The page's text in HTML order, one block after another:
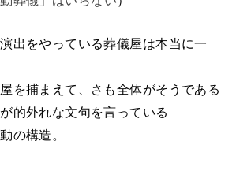
出をやっている葬儀屋は本当に一
を捕まえて、さも全体がそうである
的外れな文句を言っている
の構造。